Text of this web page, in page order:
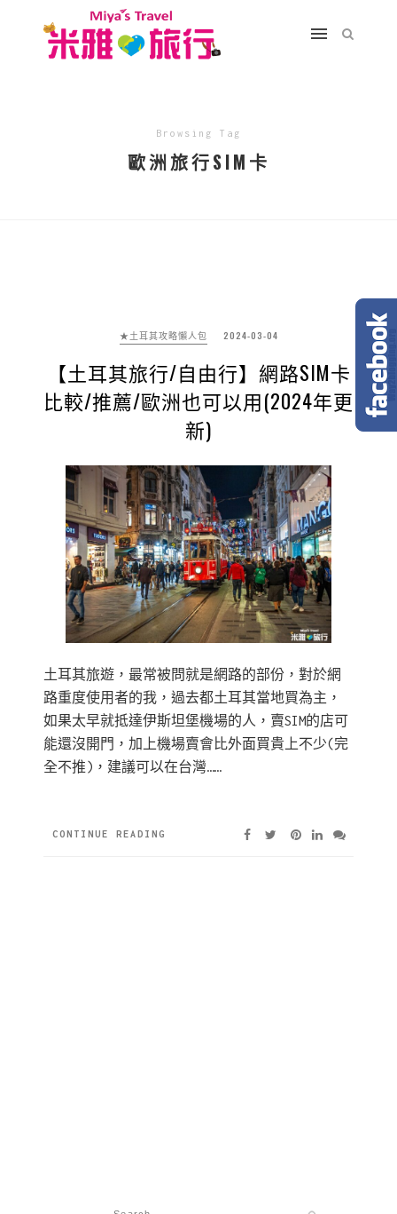
Browsing Tag
歐洲旅行SIM卡
★土耳其攻略懶人包 2024-03-04
【土耳其旅行/自由行】網路SIM卡
比較/推薦/歐洲也可以用(2024年更
新)
土耳其旅遊，最常被問就是網路的部份，對於網
路重度使用者的我，過去都土耳其當地買為主，
如果太早就抵達伊斯坦堡機場的人，賣SIM的店可
能還沒開門，加上機場賣會比外面買貴上不少(完
全不推)，建議可以在台灣……
CONTINUE READING